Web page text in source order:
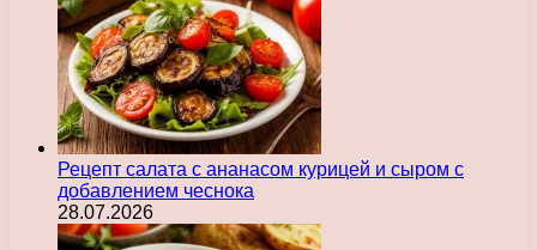
Рецепт салата с ананасом курицей и сыром с
добавлением чеснока
28.07.2026